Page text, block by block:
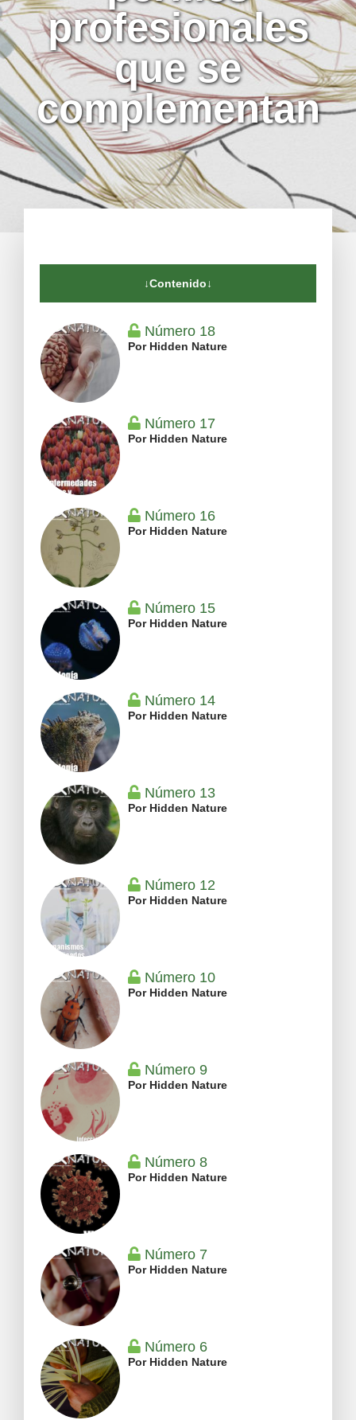
profesionales
que se
complementan
↓Contenido↓
Número 18
Por Hidden Nature
Número 17
Por Hidden Nature
Número 16
Por Hidden Nature
Número 15
Por Hidden Nature
Número 14
Por Hidden Nature
Número 13
Por Hidden Nature
Número 12
Por Hidden Nature
Número 10
Por Hidden Nature
Número 9
Por Hidden Nature
Número 8
Por Hidden Nature
Número 7
Por Hidden Nature
Número 6
Por Hidden Nature